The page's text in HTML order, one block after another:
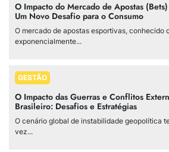
O Impacto do Mercado de Apostas
Um Novo Desafio para o Consumo
O mercado de apostas esportivas, conhecido
exponencialmente...
GESTÃO
O Impacto das Guerras e Conflitos
Brasileiro: Desafios e Estratégias
O cenário global de instabilidade geopolítica
vez...